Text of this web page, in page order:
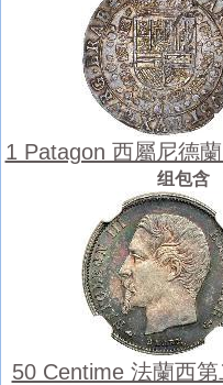
1 Patagon 西屬尼德
组包含
50 Centime 法蘭西